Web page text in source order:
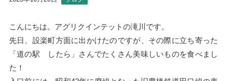
こんにちは。アグリクインテットの滝川です。
先日、設楽町方面に出かけたのですが、その際に立ち寄った
「道の駅 したら」さんでたくさん美味しいものを食べまし
た！